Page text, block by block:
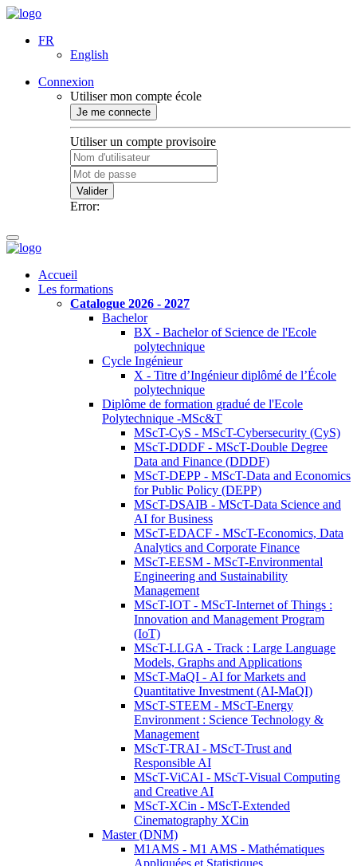
FR
English
Connexion
Utiliser mon compte école
Je me connecte
Utiliser un compte provisoire
Valider
Error:
Accueil
Les formations
Catalogue 2026 - 2027
Bachelor
BX - Bachelor of Science de l'Ecole
polytechnique
Cycle Ingénieur
X - Titre d’Ingénieur diplômé de l’École
polytechnique
Diplôme de formation gradué de l'Ecole
Polytechnique -MSc&T
MScT-CyS - MScT-Cybersecurity (CyS)
MScT-DDDF - MScT-Double Degree
Data and Finance (DDDF)
MScT-DEPP - MScT-Data and Economics
for Public Policy (DEPP)
MScT-DSAIB - MScT-Data Science and
AI for Business
MScT-EDACF - MScT-Economics, Data
Analytics and Corporate Finance
MScT-EESM - MScT-Environmental
Engineering and Sustainability
Management
MScT-IOT - MScT-Internet of Things :
Innovation and Management Program
(IoT)
MScT-LLGA - Track : Large Language
Models, Graphs and Applications
MScT-MaQI - AI for Markets and
Quantitative Investment (AI-MaQI)
MScT-STEEM - MScT-Energy
Environment : Science Technology &
Management
MScT-TRAI - MScT-Trust and
Responsible AI
MScT-ViCAI - MScT-Visual Computing
and Creative AI
MScT-XCin - MScT-Extended
Cinematography XCin
Master (DNM)
M1AMS - M1 AMS - Mathématiques
Appliquées et Statistiques